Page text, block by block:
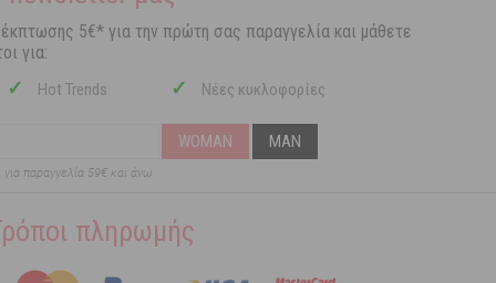
5€* για την πρώτη σας παραγγελία και μάθετε
για:
✓ Hot Trends ✓ Νέες κυκλοφορίες
WOMAN MAN
για παραγγελία 59€ και άνω
πληρωμής